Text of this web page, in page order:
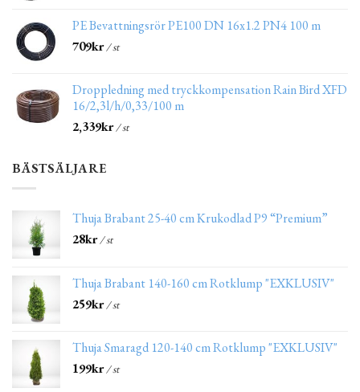
PE Bevattningsrör PE100 DN 16x1.2 PN4 100 m
709kr/ st
Droppledning med tryckkompensation Rain Bird XFD
16/2,3l/h/0,33/100 m
2,339kr/ st
BÄSTSÄLJARE
Thuja Brabant 25-40 cm Krukodlad P9 “Premium”
28kr/ st
Thuja Brabant 140-160 cm Rotklump "EXKLUSIV"
259kr/ st
Thuja Smaragd 120-140 cm Rotklump "EXKLUSIV"
199kr/ st